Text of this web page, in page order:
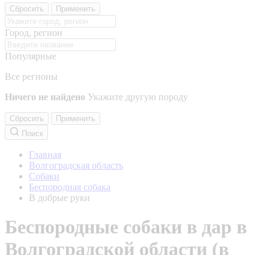
Сбросить Применить
Город, регион
Популярные
Все регионы
Ничего не найдено Укажите другую породу
Сбросить
Применить
Поиск
Главная
Волгоградская область
Собаки
Беспородная собака
В добрые руки
Беспородные собаки в дар в
Волгоградской области (в